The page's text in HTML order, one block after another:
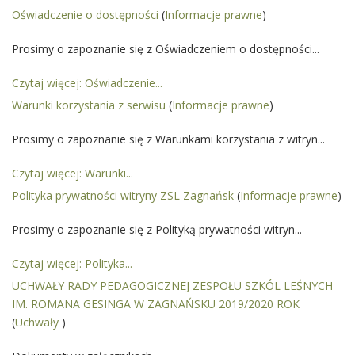
22/2020/2021 z
dnia 21.06.2021
klasyfikacji
klas pierwszych,
drugich i
trzecich w
UCHWAŁA R.P.
Nr
dnia 21.06.2021
r. w sprawie
procedur na
pedagogicznej
UCHWAŁA R.P.
Nr
24/2020/2021 z
dnia 21.06.2021
Oświadczenie o dostępności (Informacje prawne)
Prosimy o zapoznanie się z Oświadczeniem o dostępności...
Czytaj więcej: Oświadczenie...
Warunki korzystania z serwisu (Informacje prawne)
Prosimy o zapoznanie się z Warunkami korzystania z witryn...
Czytaj więcej: Warunki...
Polityka prywatności witryny ZSL Zagnańsk (Informacje prawne)
Prosimy o zapoznanie się z Polityką prywatności witryn...
Czytaj więcej: Polityka...
UCHWAŁY RADY PEDAGOGICZNEJ ZESPOŁU SZKÓL LEŚNYCH
IM. ROMANA GESINGA W ZAGNAŃSKU 2019/2020 ROK
(Uchwały )